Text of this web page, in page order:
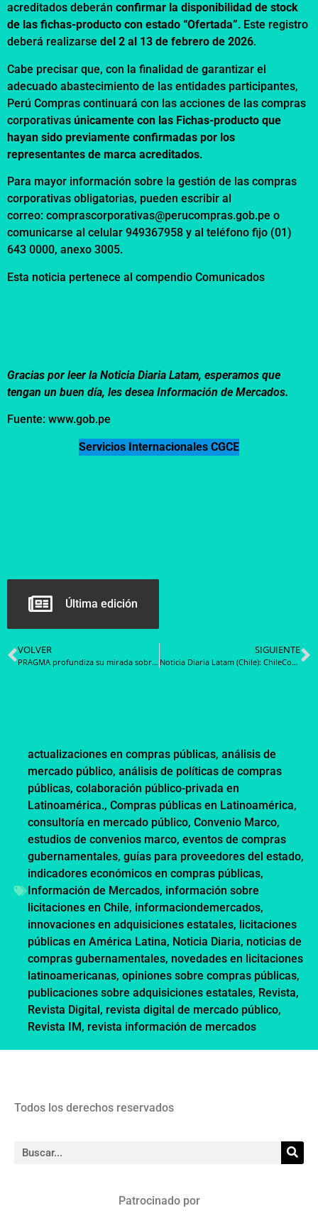
acreditados deberán confirmar la disponibilidad de stock
de las fichas-producto con estado “Ofertada”. Este registro
deberá realizarse del 2 al 13 de febrero de 2026.
Cabe precisar que, con la finalidad de garantizar el
adecuado abastecimiento de las entidades participantes,
Perú Compras continuará con las acciones de las compras
corporativas únicamente con las Fichas-producto que
hayan sido previamente confirmadas por los
representantes de marca acreditados.
Para mayor información sobre la gestión de las compras
corporativas obligatorias, pueden escribir al
correo: comprascorporativas@perucompras.gob.pe o
comunicarse al celular 949367958 y al teléfono fijo (01)
643 0000, anexo 3005.
Esta noticia pertenece al compendio Comunicados
Gracias por leer la Noticia Diaria Latam, esperamos que
tengan un buen día, les desea Información de Mercados.
Fuente: www.gob.pe
Servicios Internacionales CGCE
Última edición
VOLVER
PRAGMA profundiza su mirada sobre el futuro de la observabilidad tras su participación en Dynatrace Perform 2026
SIGUIENTE
Noticia Diaria Latam (Chile): ChileCompra actualiza directiva sobre pago oportuno a proveedores y refuerza obligación de cumplir plazos legales
actualizaciones en compras públicas, análisis de
mercado público, análisis de políticas de compras
públicas, colaboración público-privada en
Latinoamérica., Compras públicas en Latinoamérica,
consultoría en mercado público, Convenio Marco,
estudios de convenios marco, eventos de compras
gubernamentales, guías para proveedores del estado,
indicadores económicos en compras públicas,
Información de Mercados, información sobre
licitaciones en Chile, informaciondemercados,
innovaciones en adquisiciones estatales, licitaciones
públicas en América Latina, Noticia Diaria, noticias de
compras gubernamentales, novedades en licitaciones
latinoamericanas, opiniones sobre compras públicas,
publicaciones sobre adquisiciones estatales, Revista,
Revista Digital, revista digital de mercado público,
Revista IM, revista información de mercados
Todos los derechos reservados
Patrocinado por